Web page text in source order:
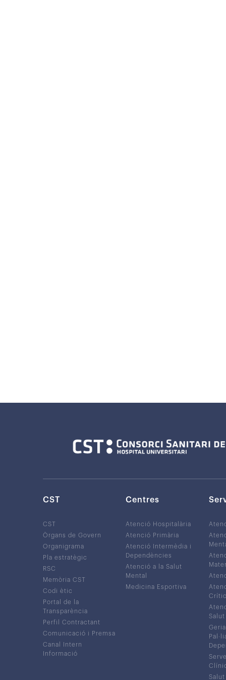
CST
CST
Òrgans de Govern
Organigrama
Pla estratègic
RSC
Memòria CST
Codi ètic
Portal de la
Transparència
Perfil Contractant
Comunicació i Premsa
Canal Intern
Informació
Centres
Atenció Hospitalària
Atenció Primària
Atenció Intermèdia i
Dependències
Atenció a la Salut
Mental
Medicina Esportiva